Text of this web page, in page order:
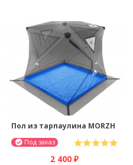
Пол из тарпаулина MORZH
Под заказ
2 400₽